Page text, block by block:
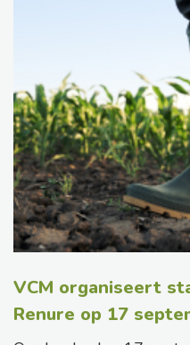
VCM organiseert
Renure op 17